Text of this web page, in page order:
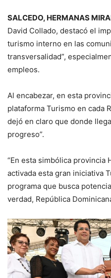
SALCEDO, HERMANAS
David Collado, destacó el
turismo interno en las
transversalidad”,
empleos.
Al encabezar, en esta
plataforma Turismo en cada
dejó en claro que donde
progreso”.
“En esta simbólica provincia
activada esta gran iniciativa
programa que busca
verdad, República